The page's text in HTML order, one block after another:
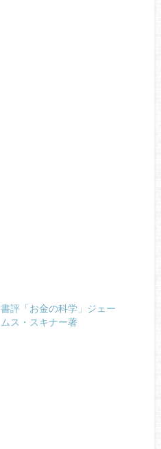
書評「お金の科学」ジェー
ムス・スキナー著